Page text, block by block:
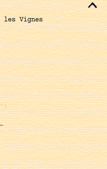
les Vignes